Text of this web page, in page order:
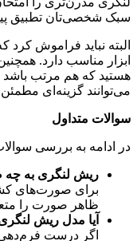
سبک شخصی‌تان تطبیق
البته نباید فراموش کرد
ابزار مناسب دارد.
هستید که هم مرتب
می‌توانند گزینه‌ای مطمئن
سوالات متداول
در ادامه به بررسی
ریش لنگری به چه
برای صورت‌های
ظاهر صورت را
آیا مدل ریش
اگر درست فرم‌دهی